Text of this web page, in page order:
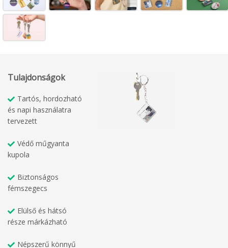
Tulajdonságok
Tartós, hordozható
és napi használatra
tervezett
Védő műgyanta
kupola
Biztonságos
fémszegecs
Elülső és hátsó
része márkázható
Népszerű könnyű